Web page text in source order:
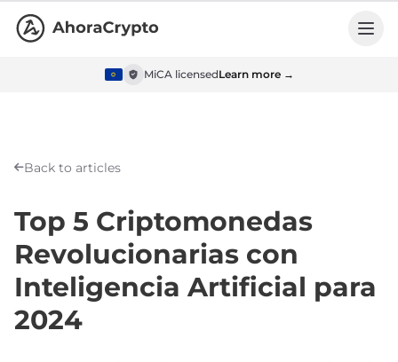
MiCA licensedLearn more →
Back to articles
Top 5 Criptomonedas
Revolucionarias con
Inteligencia Artificial para
2024